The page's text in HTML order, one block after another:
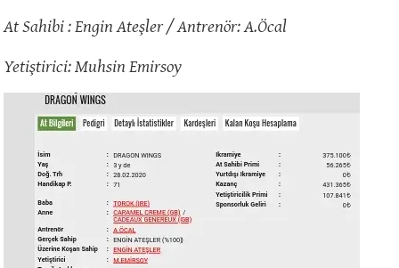
At Sahibi : Engin Ateşler / Antrenör: A.Öcal
Yetiştirici: Muhsin Emirsoy